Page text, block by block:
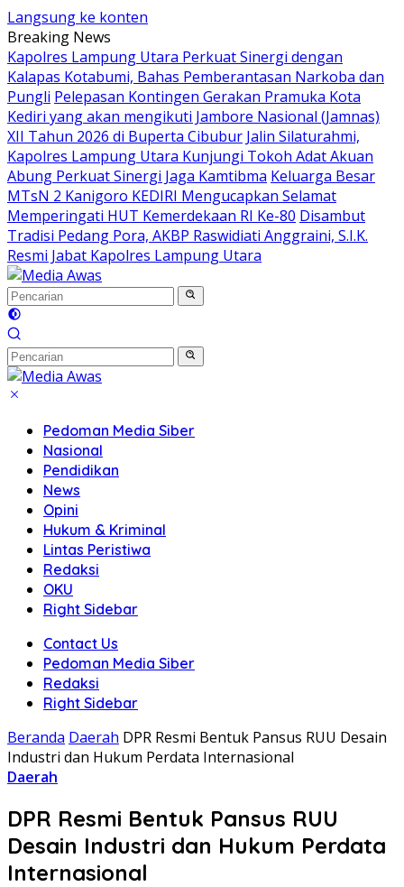
Langsung ke konten
Breaking News
Kapolres Lampung Utara Perkuat Sinergi dengan
Kalapas Kotabumi, Bahas Pemberantasan Narkoba dan
Pungli Pelepasan Kontingen Gerakan Pramuka Kota
Kediri yang akan mengikuti Jambore Nasional (Jamnas)
XII Tahun 2026 di Buperta Cibubur Jalin Silaturahmi,
Kapolres Lampung Utara Kunjungi Tokoh Adat Akuan
Abung Perkuat Sinergi Jaga Kamtibma Keluarga Besar
MTsN 2 Kanigoro KEDIRI Mengucapkan Selamat
Memperingati HUT Kemerdekaan RI Ke-80 Disambut
Tradisi Pedang Pora, AKBP Raswidiati Anggraini, S.I.K.
Resmi Jabat Kapolres Lampung Utara
Pedoman Media Siber
Nasional
Pendidikan
News
Opini
Hukum & Kriminal
Lintas Peristiwa
Redaksi
OKU
Right Sidebar
Contact Us
Pedoman Media Siber
Redaksi
Right Sidebar
Beranda Daerah DPR Resmi Bentuk Pansus RUU Desain
Industri dan Hukum Perdata Internasional
Daerah
DPR Resmi Bentuk Pansus RUU
Desain Industri dan Hukum Perdata
Internasional